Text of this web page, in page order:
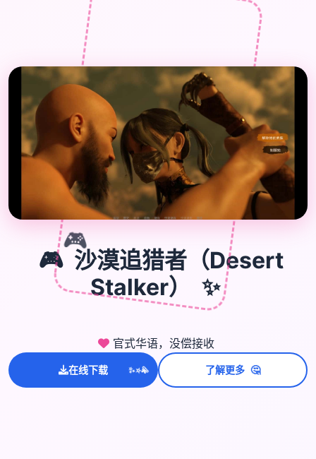
🎮
🎮 沙漠追猎者（Desert
Stalker）
✨
官式华语，没偿接收
在线下载 ✨
⭐
💫 了解更多 🤔